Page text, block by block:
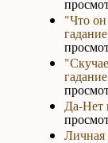
"Что
Да-Нет
Личная